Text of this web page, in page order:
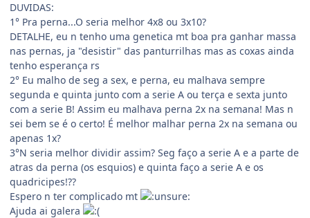
DUVIDAS:
1° Pra perna...O seria melhor 4x8 ou 3x10?
DETALHE, eu n tenho uma genetica mt boa pra ganhar massa
nas pernas, ja "desistir" das panturrilhas mas as coxas ainda
tenho esperança rs
2° Eu malho de seg a sex, e perna, eu malhava sempre
segunda e quinta junto com a serie A ou terça e sexta junto
com a serie B! Assim eu malhava perna 2x na semana! Mas n
sei bem se é o certo! É melhor malhar perna 2x na semana ou
apenas 1x?
3°N seria melhor dividir assim? Seg faço a serie A e a parte de
atras da perna (os esquios) e quinta faço a serie A e os
quadricipes!??
Espero n ter complicado mt
Ajuda ai galera